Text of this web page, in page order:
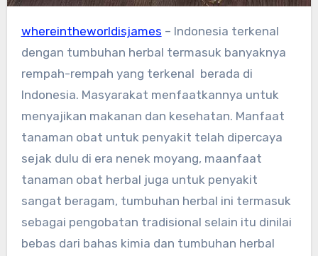
whereintheworldisjames – Indonesia terkenal
dengan tumbuhan herbal termasuk banyaknya
rempah-rempah yang terkenal berada di
Indonesia. Masyarakat menfaatkannya untuk
menyajikan makanan dan kesehatan. Manfaat
tanaman obat untuk penyakit telah dipercaya
sejak dulu di era nenek moyang, maanfaat
tanaman obat herbal juga untuk penyakit
sangat beragam, tumbuhan herbal ini termasuk
sebagai pengobatan tradisional selain itu dinilai
bebas dari bahas kimia dan tumbuhan herbal